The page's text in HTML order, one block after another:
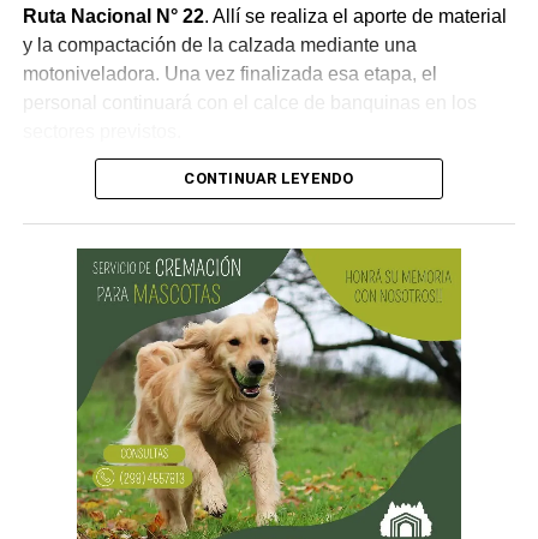
Ruta Nacional N° 22. Allí se realiza el aporte de material
y la compactación de la calzada mediante una
motoniveladora. Una vez finalizada esa etapa, el
personal continuará con el calce de banquinas en los
Desde Vialidad Nacional informaron que,durante las
próximas semanas, el operativo de bacheo será
reforzado con dos nuevas cuadrillas de trabajo y dos
camiones bacheadores, lo que permitirá incrementar
el ritmo de ejecución y optimizar las tareas de
CONTINUAR LEYENDO